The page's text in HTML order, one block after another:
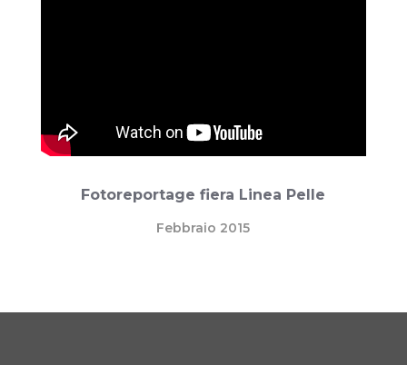
Fotoreportage fiera Linea Pelle
Febbraio 2015